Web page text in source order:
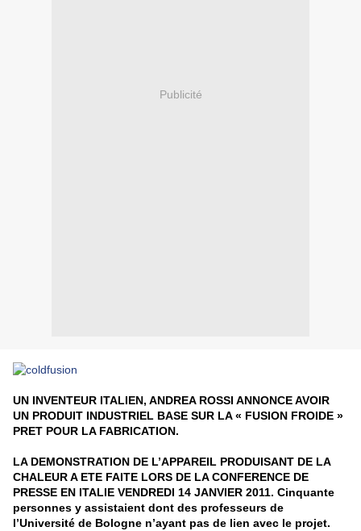
Publicité
UN INVENTEUR ITALIEN, ANDREA ROSSI ANNONCE AVOIR
UN PRODUIT INDUSTRIEL BASE SUR LA « FUSION FROIDE »
PRET POUR LA FABRICATION.
LA DEMONSTRATION DE L’APPAREIL PRODUISANT DE LA
CHALEUR A ETE FAITE LORS DE LA CONFERENCE DE
PRESSE EN ITALIE VENDREDI 14 JANVIER 2011. Cinquante
personnes y assistaient dont des professeurs de
l’Université de Bologne n’ayant pas de lien avec le projet.